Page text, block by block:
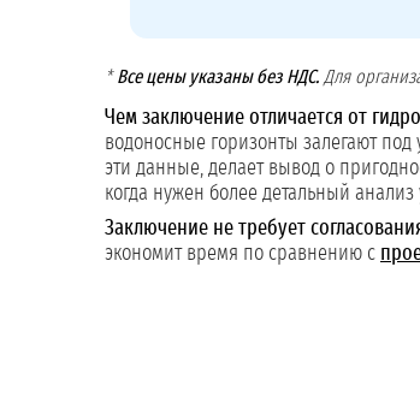
*Все цены указаны без НДС. Для
Чем заключение отличается от
водоносные горизонты залегают
эти данные, делает вывод о
когда нужен более детальный
Заключение не требует
экономит время по сравнению с